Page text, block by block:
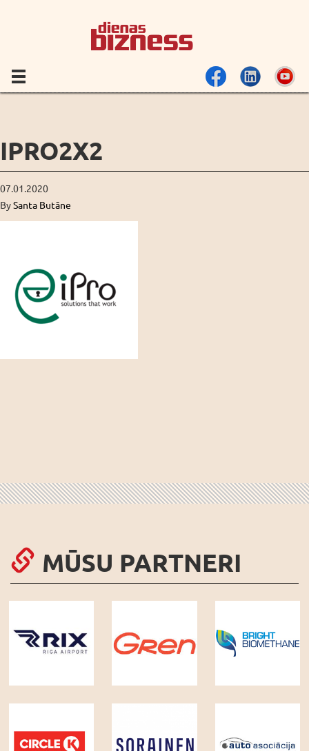
IPRO2X2
07.01.2020
BySanta Butāne
MŪSU PARTNERI